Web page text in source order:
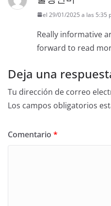
el 29/01/2025 a las 5:35
Really informative
forward to read
Deja una
Tu dirección de correo
Los campos obligatorios
Comentario *